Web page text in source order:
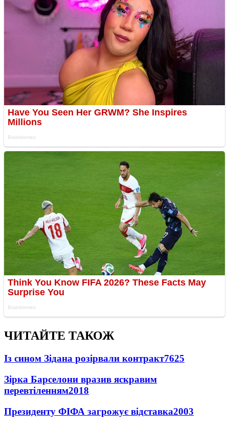
ЧИТАЙТЕ ТАКОЖ
Із сином Зідана розірвали контракт7625
Зірка Барселони вразив яскравим
перевтіленням2018
Президенту ФІФА загрожує відставка2003